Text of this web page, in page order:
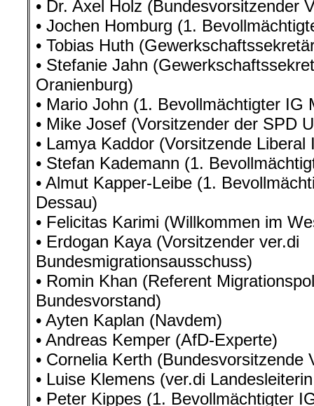
• Dr. Axel Holz (Bundesvorsitzender
• Jochen Homburg (1.
• Tobias Huth
• Stefanie Jahn
Oranienburg)
• Mario John (1. Bevollmächtigter IG
• Mike Josef (Vorsitzender der SPD
• Lamya Kaddor (Vorsitzende
• Stefan Kademann (1.
• Almut Kapper-Leibe (1.
Dessau)
• Felicitas Karimi (Willkommen im
• Erdogan Kaya (Vorsitzender ver.di
Bundesmigrationsausschuss)
• Romin Khan (Referent
Bundesvorstand)
• Ayten Kaplan (Navdem)
• Andreas Kemper (AfD-Experte)
• Cornelia Kerth (Bundesvorsitzende
• Luise Klemens (ver.di
• Peter Kippes (1. Bevollmächtigter